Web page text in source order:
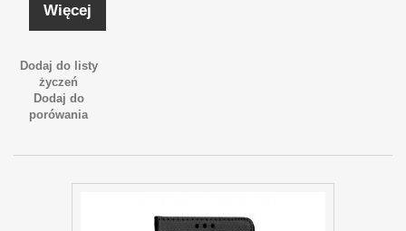
Więcej
Dodaj do listy
życzeń
Dodaj do
porówania